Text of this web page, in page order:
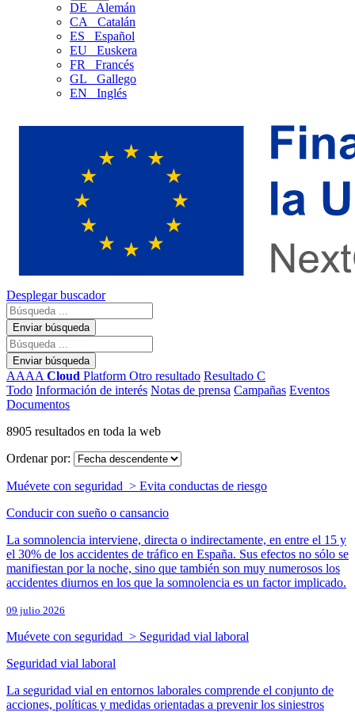
DE
Alemán
CA
Catalán
ES
Español
EU
Euskera
FR
Francés
GL
Gallego
EN
Inglés
Desplegar buscador
Enviar búsqueda
Enviar búsqueda
AAAA Cloud Platform Otro resultado Resultado C
Todo Información de interés Notas de prensa Campañas Eventos
Documentos
8905 resultados en toda la web
Ordenar por:
Muévete con seguridad > Evita conductas de riesgo
Conducir con sueño o cansancio
La somnolencia interviene, directa o indirectamente, en entre el 15 y
el 30% de los accidentes de tráfico en España. Sus efectos no sólo se
manifiestan por la noche, sino que también son muy numerosos los
accidentes diurnos en los que la somnolencia es un factor implicado.
09 julio 2026
Muévete con seguridad > Seguridad vial laboral
Seguridad vial laboral
La seguridad vial en entornos laborales comprende el conjunto de
acciones, políticas y medidas orientadas a prevenir los siniestros